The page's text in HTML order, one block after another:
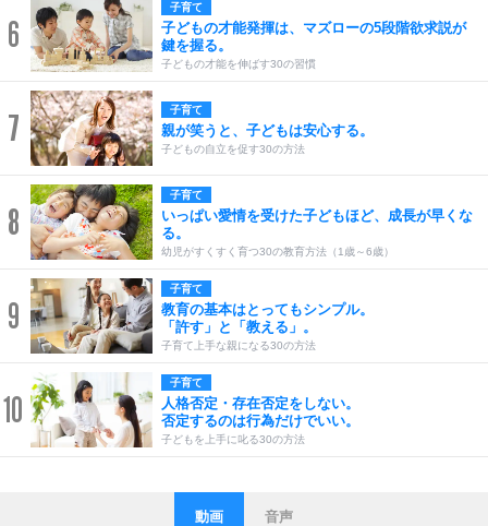
6
子育て
子どもの才能発揮は、マズローの5段階欲求説が
鍵を握る。
子どもの才能を伸ばす30の習慣
7 子育て
親が笑うと、子どもは安心する。
子どもの自立を促す30の方法
8
子育て
いっぱい愛情を受けた子どもほど、成長が早くな
る。
幼児がすくすく育つ30の教育方法（1歳～6歳）
9
子育て
教育の基本はとってもシンプル。
「許す」と「教える」。
子育て上手な親になる30の方法
10
子育て
人格否定・存在否定をしない。
否定するのは行為だけでいい。
子どもを上手に叱る30の方法
ストレス対策
動画 音声